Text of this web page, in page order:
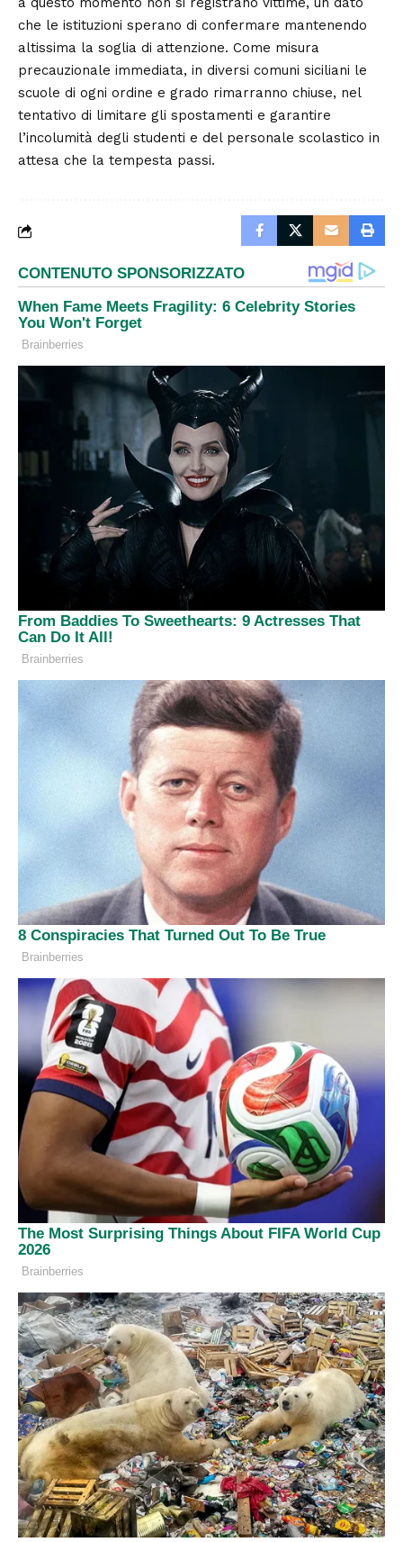
che le istituzioni sperano di confermare mantenendo
altissima la soglia di attenzione. Come misura
precauzionale immediata, in diversi comuni siciliani le
scuole di ogni ordine e grado rimarranno chiuse, nel
tentativo di limitare gli spostamenti e garantire
l’incolumità degli studenti e del personale scolastico in
attesa che la tempesta passi.